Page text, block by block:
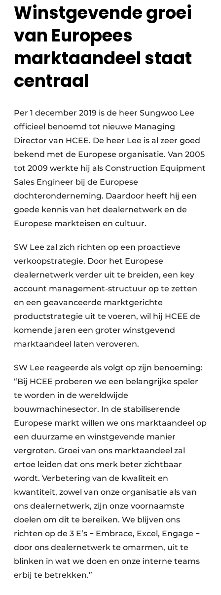
Winstgevende groei
van Europees
marktaandeel staat
centraal
Per 1 december 2019 is de heer Sungwoo Lee
officieel benoemd tot nieuwe Managing
Director van HCEE. De heer Lee is al zeer goed
bekend met de Europese organisatie. Van 2005
tot 2009 werkte hij als Construction Equipment
Sales Engineer bij de Europese
dochteronderneming. Daardoor heeft hij een
goede kennis van het dealernetwerk en de
Europese markteisen en cultuur.
SW Lee zal zich richten op een proactieve
verkoopstrategie. Door het Europese
dealernetwerk verder uit te breiden, een key
account management-structuur op te zetten
en een geavanceerde marktgerichte
productstrategie uit te voeren, wil hij HCEE de
komende jaren een groter winstgevend
marktaandeel laten veroveren.
SW Lee reageerde als volgt op zijn benoeming:
“Bij HCEE proberen we een belangrijke speler
te worden in de wereldwijde
bouwmachinesector. In de stabiliserende
Europese markt willen we ons marktaandeel op
een duurzame en winstgevende manier
vergroten. Groei van ons marktaandeel zal
ertoe leiden dat ons merk beter zichtbaar
wordt. Verbetering van de kwaliteit en
kwantiteit, zowel van onze organisatie als van
ons dealernetwerk, zijn onze voornaamste
doelen om dit te bereiken. We blijven ons
richten op de 3 E’s − Embrace, Excel, Engage −
door ons dealernetwerk te omarmen, uit te
blinken in wat we doen en onze interne teams
erbij te betrekken.”